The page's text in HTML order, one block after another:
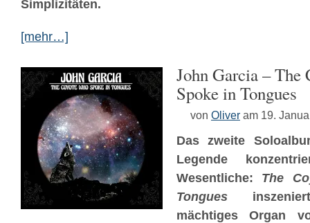
Simplizitäten.
[mehr…]
John Garcia – The
Spoke in Tongues
von Oliver am 19.
Das zweite
Legende
Wesentliche: The
Tongues
mächtiges Organ